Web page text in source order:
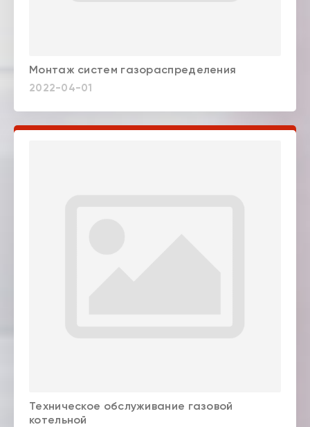
Монтаж систем газораспределения
2022-04-01
Техническое обслуживание газовой
котельной